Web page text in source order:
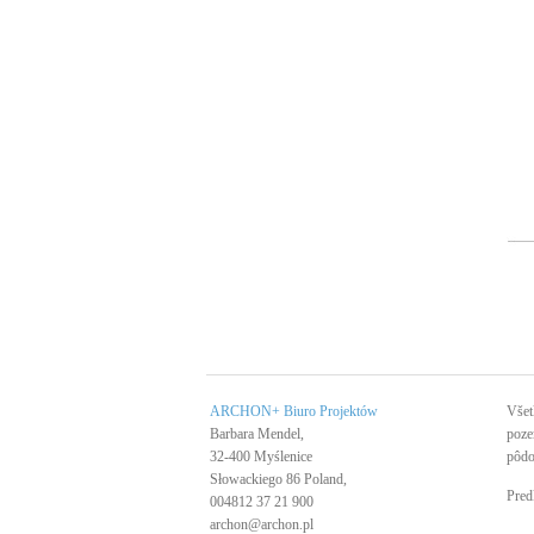
ARCHON+ Biuro Projektów
Barbara Mendel,
32-400 Myślenice
Słowackiego 86 Poland,
004812 37 21 900
archon@archon.pl